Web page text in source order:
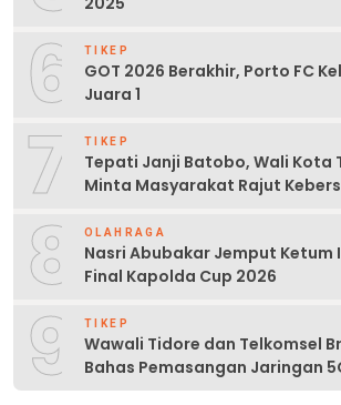
6 TIKEP
GOT 2026 Berakhir, Porto FC
Juara 1
7 TIKEP
Tepati Janji Batobo, Wali Kota
Minta Masyarakat Rajut
8 OLAHRAGA
Nasri Abubakar Jemput Ketum
Final Kapolda Cup 2026
9 TIKEP
Wawali Tidore dan Telkomsel
Bahas Pemasangan Jaringan